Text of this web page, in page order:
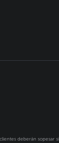
deberán sopesar